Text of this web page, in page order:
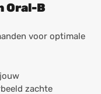
Oral-B
voor optimale
zachte